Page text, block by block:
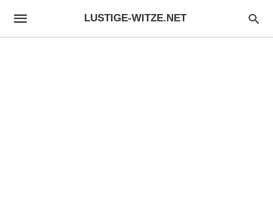
LUSTIGE-WITZE.NET